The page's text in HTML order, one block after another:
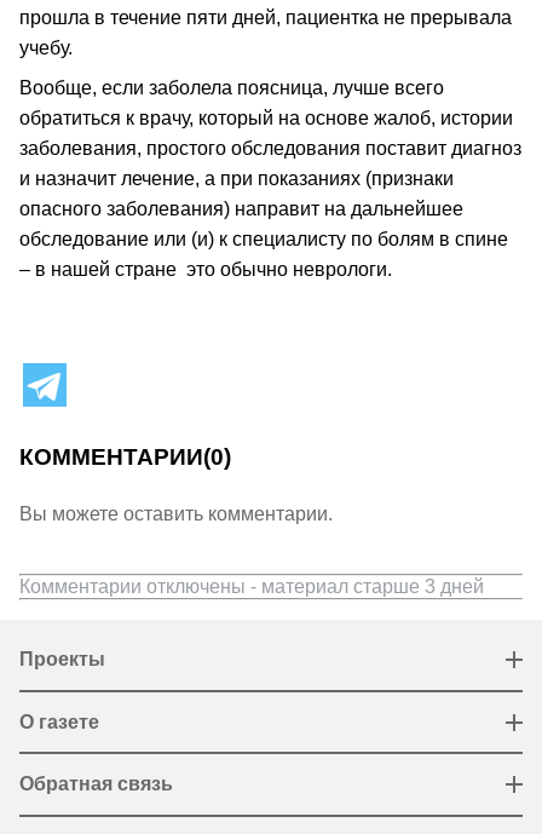
прошла в течение пяти дней, пациентка не прерывала
учебу.
Вообще, если заболела поясница, лучше всего
обратиться к врачу, который на основе жалоб, истории
заболевания, простого обследования поставит диагноз
и назначит лечение, а при показаниях (признаки
опасного заболевания) направит на дальнейшее
обследование или (и) к специалисту по болям в спине
– в нашей стране это обычно неврологи.
КОММЕНТАРИИ(0)
Вы можете оставить комментарии.
Комментарии отключены - материал старше 3 дней
Проекты
О газете
Обратная связь